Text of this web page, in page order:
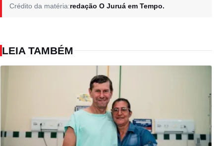
Crédito da matéria:redação O Juruá em Tempo.
LEIA TAMBÉM